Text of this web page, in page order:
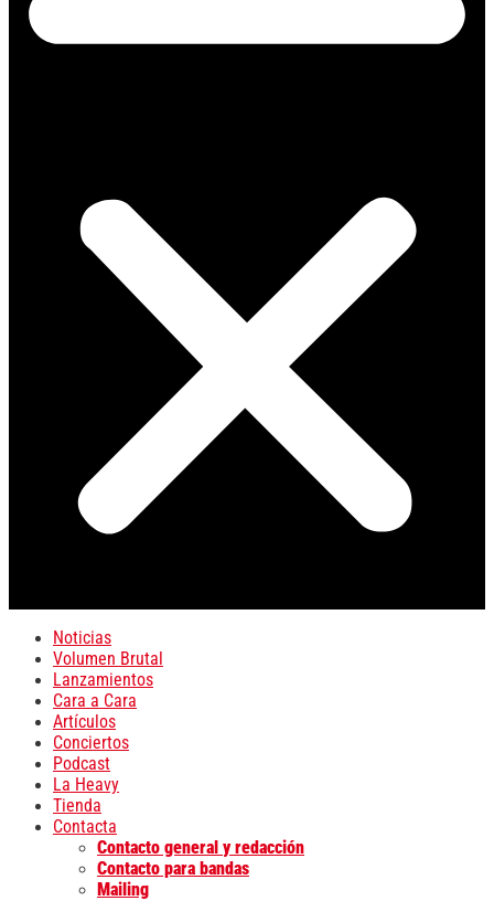
Noticias
Volumen Brutal
Lanzamientos
Cara a Cara
Artículos
Conciertos
Podcast
La Heavy
Tienda
Contacta
Contacto general y redacción
Contacto para bandas
Mailing